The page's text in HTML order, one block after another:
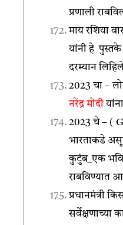
प्रणाली
माय रशिया
यांनी हे पुस्तके
दरम्यान
2023 चा –
नरेंद्र मोदी
2023 चे – ( G
भारताकडे
कुटुंब_एक
राबविण्यात
प्रधानमंत्री
सर्वेक्षणाच्या